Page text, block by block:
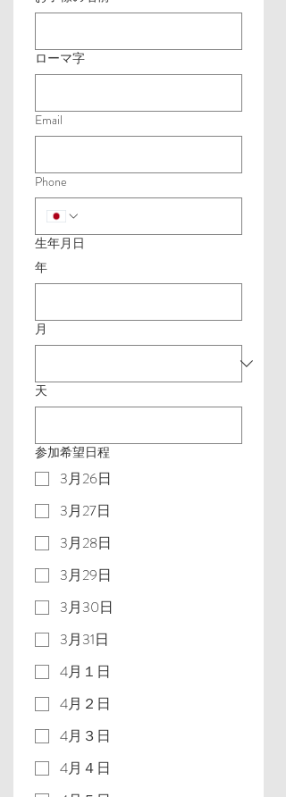
ローマ字
Email
Phone
生年月日
年
月
天
参加希望日程
3月26日
3月27日
3月28日
3月29日
3月30日
3月31日
4月１日
4月２日
4月３日
4月４日